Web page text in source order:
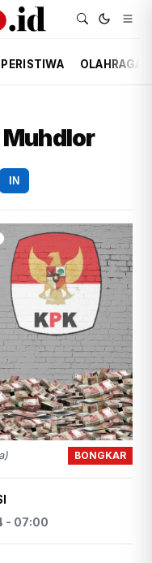
PERISTIWA OLAHRAGA
Muhdlor
IN
BONGKAR
- 07:00